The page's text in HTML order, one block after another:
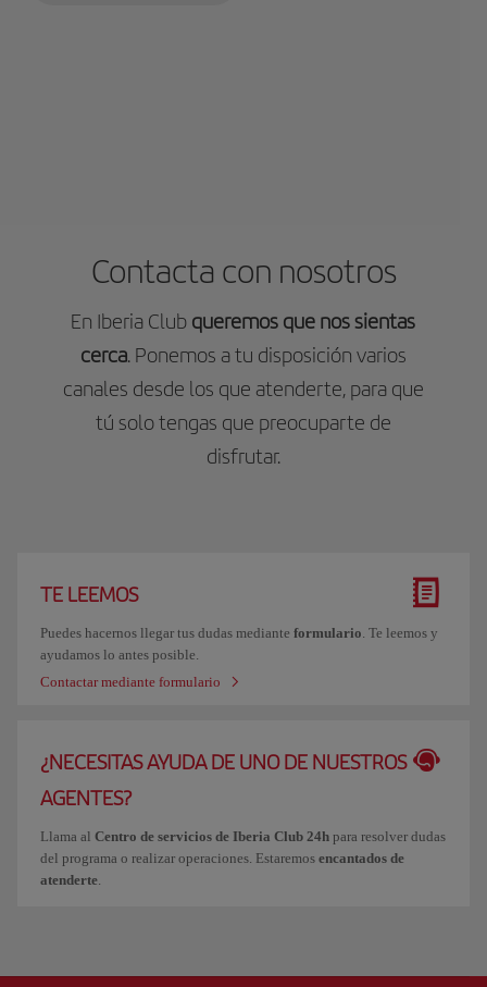
Contacta con nosotros
En Iberia Club queremos que nos sientas
cerca. Ponemos a tu disposición varios
canales desde los que atenderte, para que
tú solo tengas que preocuparte de
disfrutar.
TE LEEMOS
Puedes hacernos llegar tus dudas mediante formulario. Te leemos y
ayudamos lo antes posible.
Contactar mediante formulario
¿NECESITAS AYUDA DE UNO DE NUESTROS
AGENTES?
Llama al Centro de servicios de Iberia Club 24h para resolver dudas
del programa o realizar operaciones. Estaremos encantados de
atenderte.